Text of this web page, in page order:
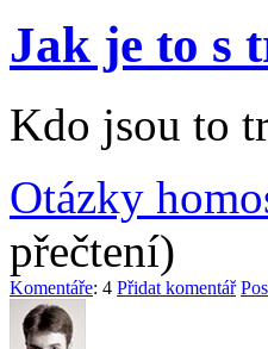
Jak je to s
Kdo jsou to
Otázky
přečtení)
Komentáře: 4 Přidat komentář